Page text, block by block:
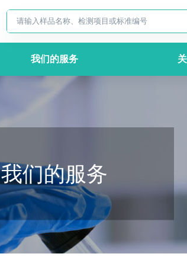
我们的服务
我们的服务